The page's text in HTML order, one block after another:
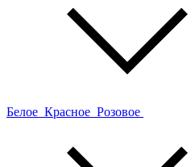
Белое Красное Розовое